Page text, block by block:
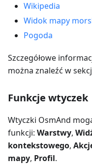
Wikipedia
Widok mapy
Pogoda
Szczegółowe
można znaleźć w
Funkcje wtyczek
Wtyczki OsmAnd
funkcji: Warstwy,
kontekstowego,
mapy, Profil.